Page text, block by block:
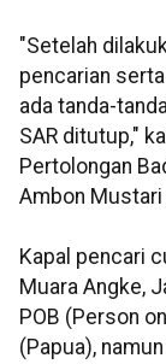
"Setelah
pencarian
ada tanda-
SAR ditutup,"
Pertolongan
Ambon Mustari
Kapal pencari
Muara Angke,
POB (Person
(Papua),